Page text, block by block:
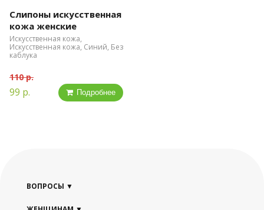
Слипоны искусственная
кожа женские
Искусственная кожа,
Искусственная кожа, Синий, Без
каблука
110 р.
99 р. Подробнее
ВОПРОСЫ